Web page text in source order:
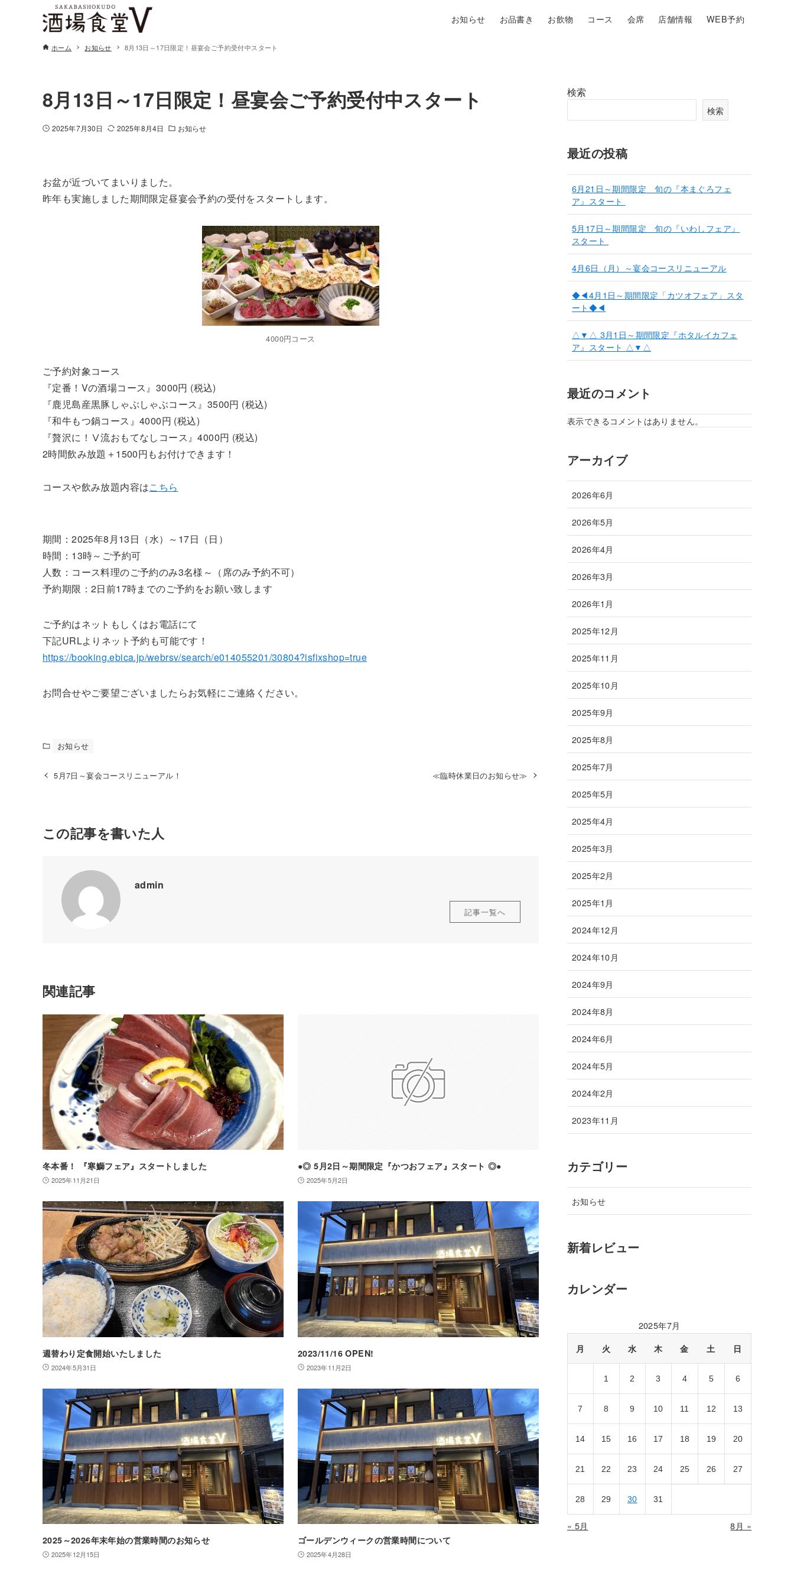
お知らせ お品書き お飲物 コース 会席 店舗情報 WEB予約
ホーム お知らせ 8月13日～17日限定！昼宴会ご予約受付中スタート
8月13日～17日限定！昼宴会ご予約受付中スタート
2025年7月30日 2025年8月4日 お知らせ
お盆が近づいてまいりました。
昨年も実施しました期間限定昼宴会予約の受付をスタートします。
4000円コース
ご予約対象コース
『定番！Vの酒場コース』3000円 (税込)
『鹿児島産黒豚しゃぶしゃぶコース』3500円 (税込)
『和牛もつ鍋コース』4000円 (税込)
『贅沢に！Ⅴ流おもてなしコース』4000円 (税込)
2時間飲み放題＋1500円もお付けできます！
コースや飲み放題内容はこちら
期間：2025年8月13日（水）～17日（日）
時間：13時～ご予約可
人数：コース料理のご予約のみ3名様～（席のみ予約不可）
予約期限：2日前17時までのご予約をお願い致します
ご予約はネットもしくはお電話にて
下記URLよりネット予約も可能です！
https://booking.ebica.jp/webrsv/search/e014055201/30804?isfixshop=true
お問合せやご要望ございましたらお気軽にご連絡ください。
お知らせ
5月7日～宴会コースリニューアル！ ≪臨時休業日のお知らせ≫
この記事を書いた人
admin
記事一覧へ
関連記事
冬本番！ 『寒鰤フェア』スタートしました
2025年11月21日
●◎ 5月2日～期間限定『かつおフェア』スタート ◎●
2025年5月2日
週替わり定食開始いたしました
2024年5月31日
2023/11/16 OPEN!
2023年11月2日
2025～2026年末年始の営業時間のお知らせ
2025年12月15日
ゴールデンウィークの営業時間について
2025年4月28日
検索
検索
最近の投稿
6月21日～期間限定 旬の『本まぐろフェ
ア』スタート
5月17日～期間限定 旬の『いわしフェア』
スタート
4月6日（月）～宴会コースリニューアル
◆◀4月1日～期間限定「カツオフェア」スタ
ート◆◀
△▼△ 3月1日～期間限定『ホタルイカフェ
ア』スタート △▼△
最近のコメント
表示できるコメントはありません。
アーカイブ
2026年6月
2026年5月
2026年4月
2026年3月
2026年1月
2025年12月
2025年11月
2025年10月
2025年9月
2025年8月
2025年7月
2025年5月
2025年4月
2025年3月
2025年2月
2025年1月
2024年12月
2024年10月
2024年9月
2024年8月
2024年6月
2024年5月
2024年2月
2023年11月
カテゴリー
お知らせ
新着レビュー
カレンダー
2025年7月
月 火 水 木 金 土 日
1 2 3 4 5 6
7 8 9 10 11 12 13
14 15 16 17 18 19 20
21 22 23 24 25 26 27
28 29 30 31
« 5月 8月 »